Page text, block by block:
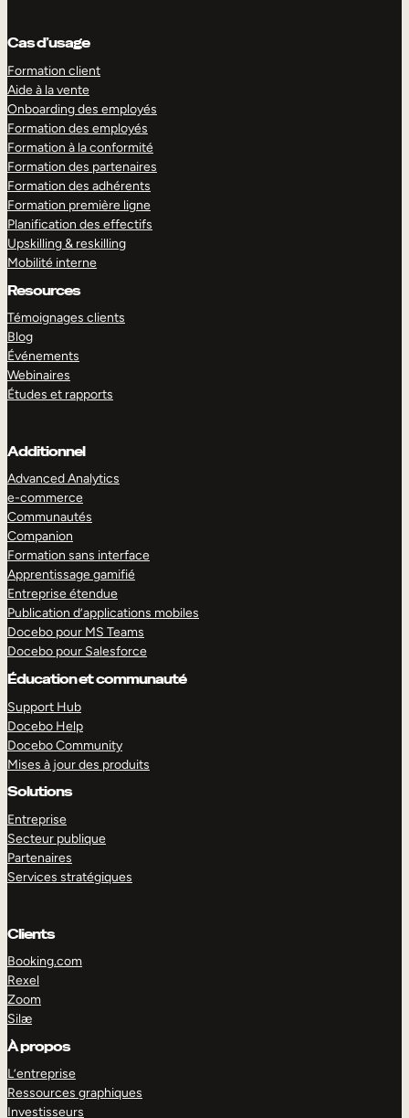
Cas d’usage
Formation client
Aide à la vente
Onboarding des employés
Formation des employés
Formation à la conformité
Formation des partenaires
Formation des adhérents
Formation première ligne
Planification des effectifs
Upskilling & reskilling
Mobilité interne
Resources
Témoignages clients
Blog
Événements
Webinaires
Études et rapports
Additionnel
Advanced Analytics
e-commerce
Communautés
Companion
Formation sans interface
Apprentissage gamifié
Entreprise étendue
Publication d’applications mobiles
Docebo pour MS Teams
Docebo pour Salesforce
Éducation et communauté
Support Hub
Docebo Help
Docebo Community
Mises à jour des produits
Solutions
Entreprise
Secteur publique
Partenaires
Services stratégiques
Clients
Booking.com
Rexel
Zoom
Silæ
À propos
L’entreprise
Ressources graphiques
Investisseurs